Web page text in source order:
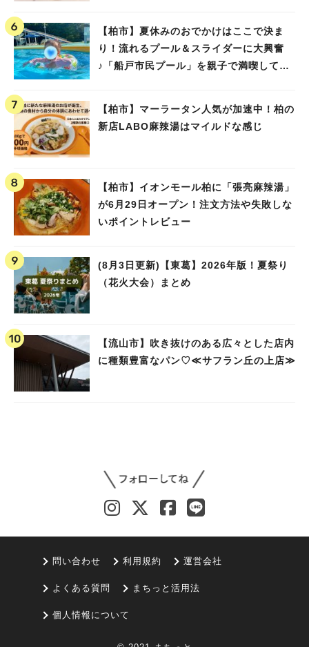
【柏市】夏休みのおでかけはここで決ま
り！流れるプール＆スライダーに大興奮
♪「船戸市民プール」を親子で満喫してき
【柏市】マーラータン人気が加速中！柏の
新店LABO麻辣湯はマイルドな感じ
【柏市】イオンモール柏に「張亮麻辣湯」
が6月29日オープン！注文方法や失敗しな
いポイントレビュー
(8月3日更新)【東葛】2026年版！夏祭り
（花火大会）まとめ
【流山市】吹き抜けのある広々とした店内
に種類豊富なパン♡≪サフラン丘の上店≫
問い合わせ 利用規約 運営会社
よくある質問 まちっと活用法
個人情報について